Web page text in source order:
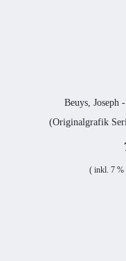
Beuys, Joseph
(Originalgrafik
( inkl. 7 %